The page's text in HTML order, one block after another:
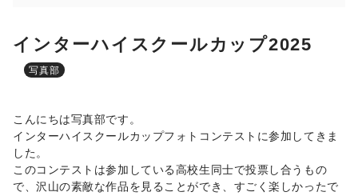
インターハイスクールカップ2025
写真部
こんにちは写真部です。
インターハイスクールカップフォトコンテストに参加してきま
した。
このコンテストは参加している高校生同士で投票し合うもの
で、沢山の素敵な作品を見ることができ、すごく楽しかったで